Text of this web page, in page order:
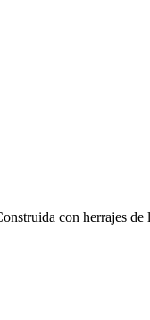
con herrajes